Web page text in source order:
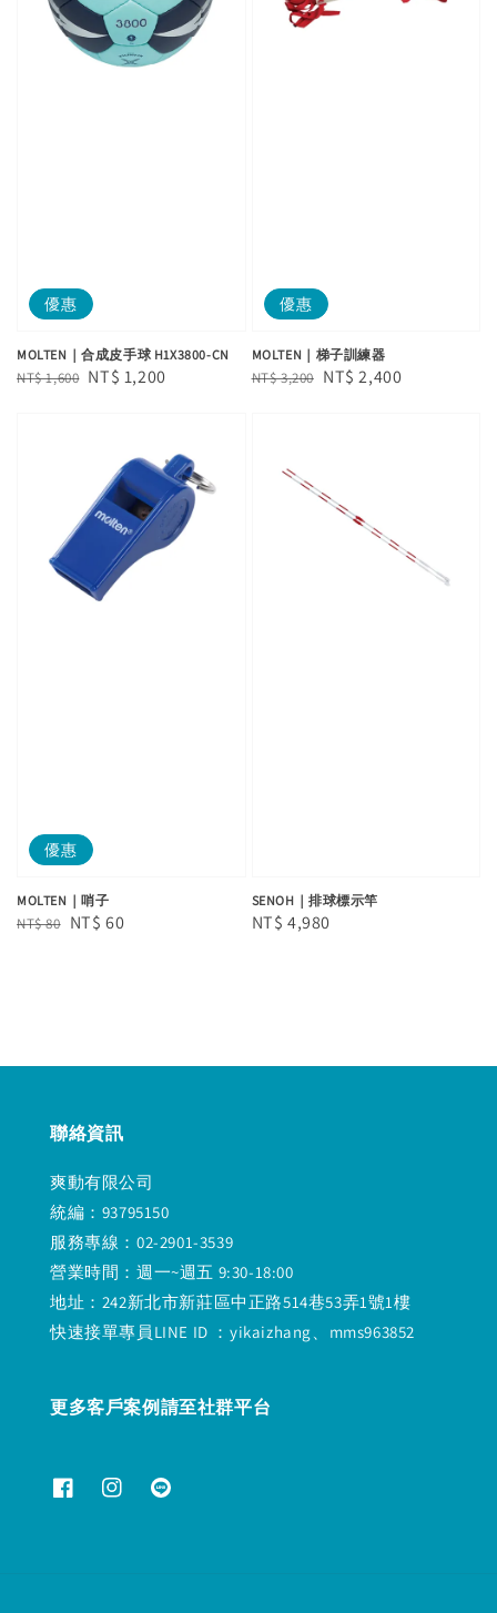
優惠
MOLTEN｜合成皮手球 H1X3800-CN
Regular
NT$ 1,600 Sale
NT$ 1,200
優惠
MOLTEN｜梯子訓練器
Regular
NT$ 3,200 Sale
NT$ 2,400
優惠
MOLTEN｜哨子
Regular
NT$ 80 Sale
NT$ 60
SENOH｜排球標示竿
Regular
NT$ 4,980
聯絡資訊
爽動有限公司
統編：93795150
服務專線：02-2901-3539
營業時間：週一~週五 9:30-18:00
地址：242新北市新莊區中正路514巷53弄1號1樓
快速接單專員LINE ID ：yikaizhang、mms963852
更多客戶案例請至社群平台